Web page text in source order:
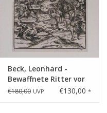
Beck, Leonhard -
Bewaffnete Ritter vor
einer Festung
€180,00 UVP €130,00 *